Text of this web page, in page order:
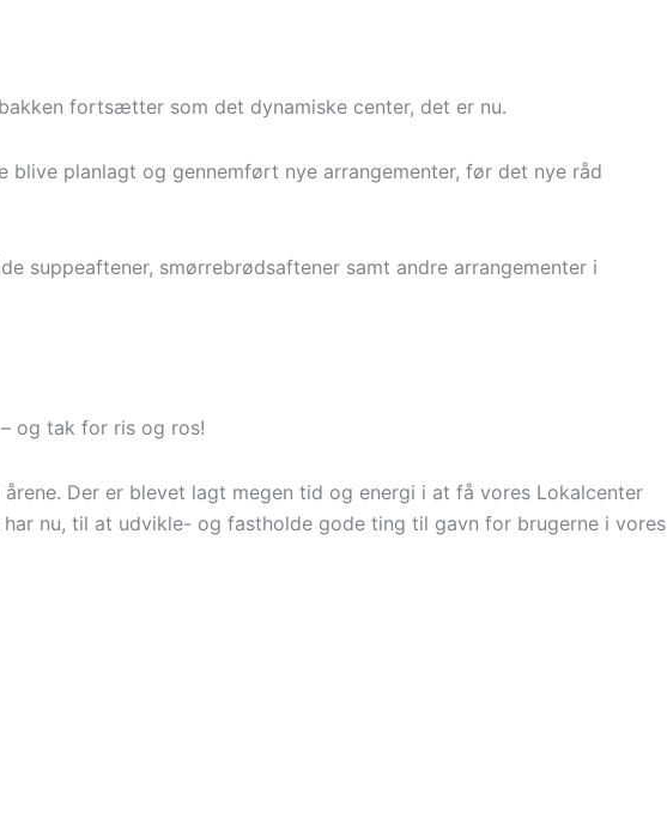
fortsætter som det dynamiske center, det er nu.
planlagt og gennemført nye arrangementer, før det nye råd
smørrebrødsaftener samt andre arrangementer i
og tak for ris og ros!
Der er blevet lagt megen tid og energi i at få vores Lokalcenter
nu, til at udvikle- og fastholde gode ting til gavn for brugerne i vores